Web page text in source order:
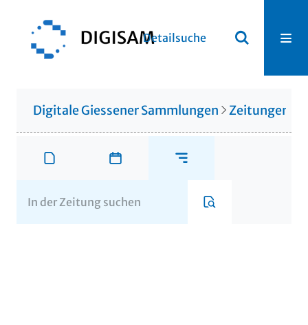
Detailsuche
Digitale Giessener Sammlungen Zeitungen